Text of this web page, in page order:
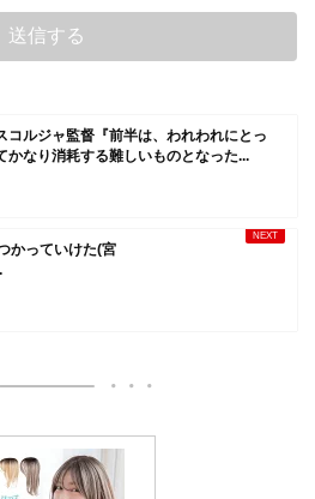
コルジャ監督『前半は、われわれにとっ
かなり消耗する難しいものとなった...
かっていけた(宮